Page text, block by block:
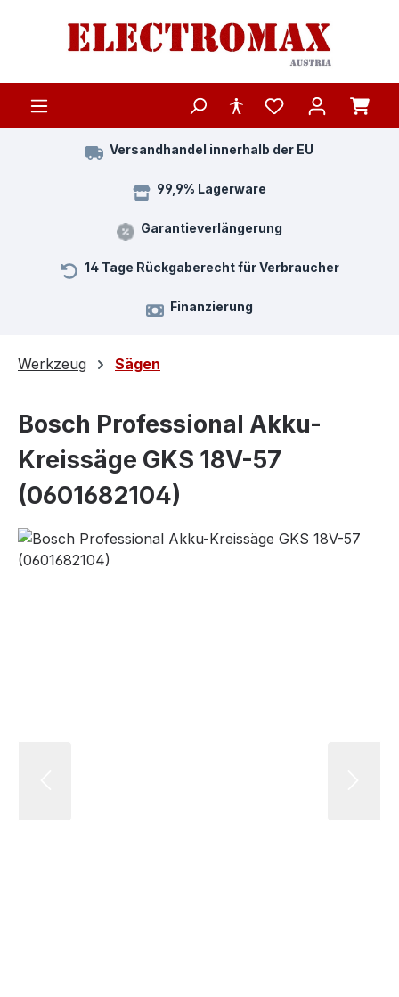
Zum Hauptinhalt springen
Versandhandel innerhalb der EU
99,9% Lagerware
Garantieverlängerung
14 Tage Rückgaberecht für Verbraucher
Finanzierung
Werkzeug Sägen
Bosch Professional Akku-
Kreissäge GKS 18V-57
(0601682104)
Bildergalerie überspringen